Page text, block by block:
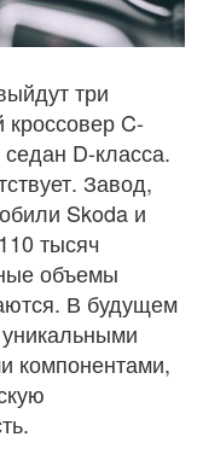
три
C-
D-класса.
Завод,
Skoda и
тысяч
объемы
В будущем
компонентами,